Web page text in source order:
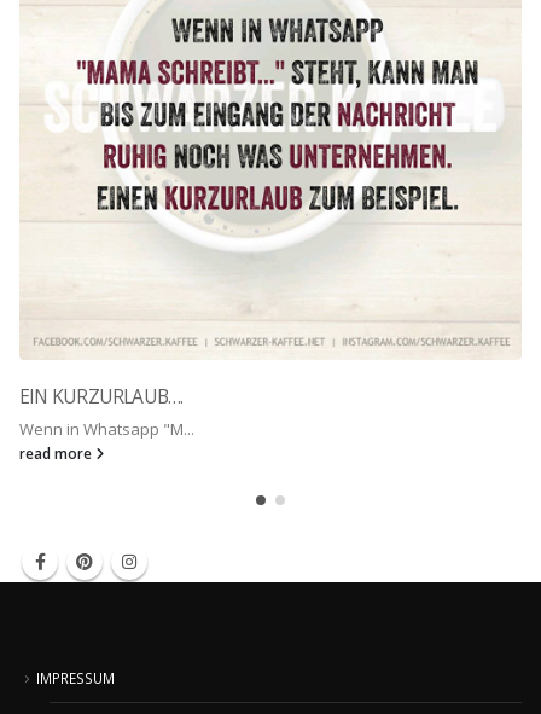
EIN KURZURLAUB….
Wenn in Whatsapp "M...
read more
IMPRESSUM